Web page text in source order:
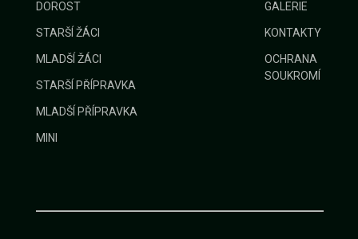
DOROST
STARŠÍ ŽÁCI
MLADŠÍ ŽÁCI
STARŠÍ PŘÍPRAVKA
MLADŠÍ PŘÍPRAVKA
MINI
GALERIE
KONTAKTY
OCHRANA
SOUKROMÍ